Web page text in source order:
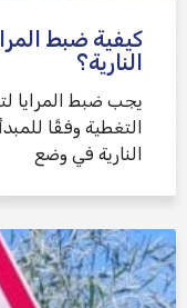
كيفية ضبط
النارية؟
يجب ضبط المرايا
التغطية وفقًا
النارية في وضع